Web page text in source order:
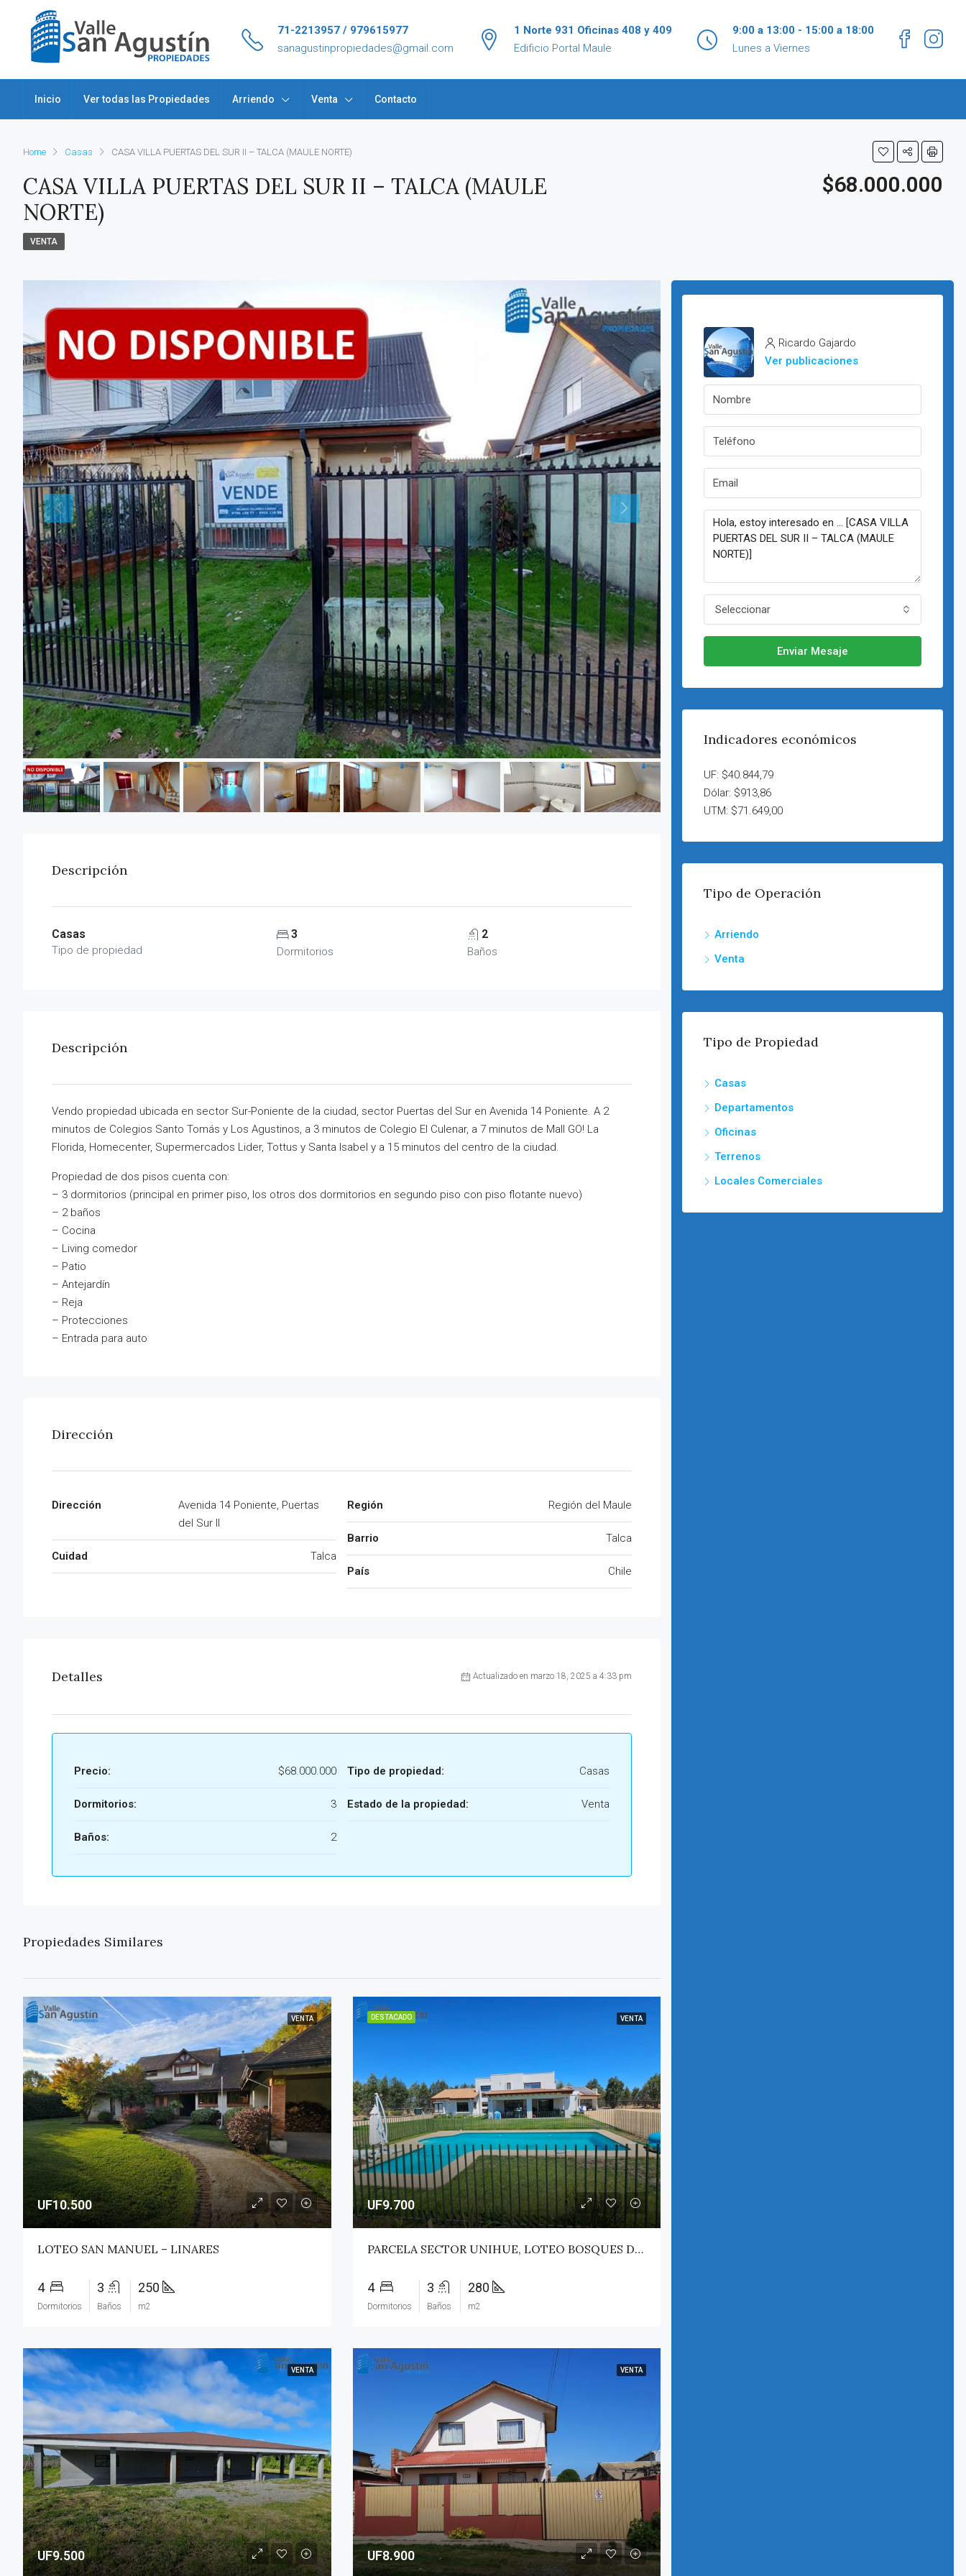
71-2213957 / 979615977
sanagustinpropiedades@gmail.com
1 Norte 931 Oficinas 408 y 409
Edificio Portal Maule
9:00 a 13:00 - 15:00 a 18:00
Lunes a Viernes
Inicio Ver todas las Propiedades Arriendo Venta Contacto
Home Casas CASA VILLA PUERTAS DEL SUR II – TALCA (MAULE NORTE)
CASA VILLA PUERTAS DEL SUR II – TALCA (MAULE
NORTE)
$68.000.000
VENTA
Descripción
Casas
Tipo de propiedad
3
Dormitorios
2
Baños
Descripción
Vendo propiedad ubicada en sector Sur-Poniente de la ciudad, sector Puertas del Sur en Avenida 14 Poniente. A 2
minutos de Colegios Santo Tomás y Los Agustinos, a 3 minutos de Colegio El Culenar, a 7 minutos de Mall GO! La
Florida, Homecenter, Supermercados Lider, Tottus y Santa Isabel y a 15 minutos del centro de la ciudad.
Propiedad de dos pisos cuenta con:
– 3 dormitorios (principal en primer piso, los otros dos dormitorios en segundo piso con piso flotante nuevo)
– 2 baños
– Cocina
– Living comedor
– Patio
– Antejardín
– Reja
– Protecciones
– Entrada para auto
Dirección
Dirección
Avenida 14 Poniente, Puertas
del Sur II
Cuidad Talca
Región Región del Maule
Barrio Talca
País Chile
Detalles Actualizado en marzo 18, 2025 a 4:33 pm
Precio: $68.000.000
Dormitorios: 3
Baños: 2
Tipo de propiedad: Casas
Estado de la propiedad: Venta
Propiedades Similares
VENTA
UF10.500
LOTEO SAN MANUEL – LINARES
4
Dormitorios
3
Baños
250
m2
DESTACADO VENTA
UF9.700
PARCELA SECTOR UNIHUE, LOTEO BOSQUES DEL VALLE – MAULE
4
Dormitorios
3
Baños
280
m2
VENTA
UF9.500
VENTA
UF8.900
Ricardo Gajardo
Ver publicaciones
Seleccionar
Enviar Mesaje
Indicadores económicos
UF: $40.844,79
Dólar: $913,86
UTM: $71.649,00
Tipo de Operación
Arriendo
Venta
Tipo de Propiedad
Casas
Departamentos
Oficinas
Terrenos
Locales Comerciales